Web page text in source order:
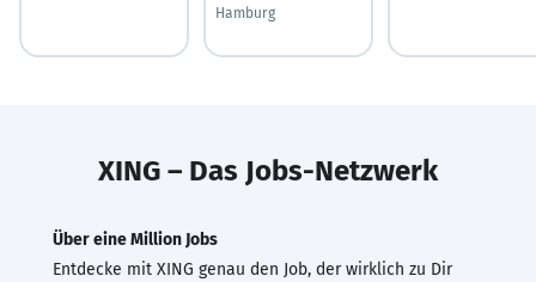
Hamburg
XING – Das Jobs-Netzwerk
Über eine Million Jobs
Entdecke mit XING genau den Job, der wirklich zu Dir